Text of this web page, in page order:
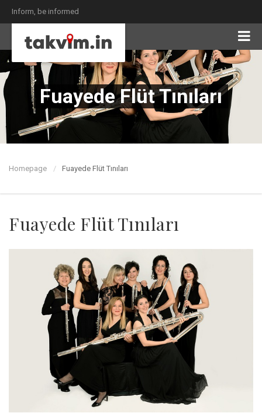
Inform, be informed
Fuayede Flüt Tınıları
Homepage Fuayede Flüt Tınıları
Fuayede Flüt Tınıları